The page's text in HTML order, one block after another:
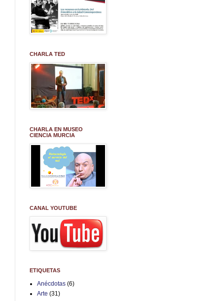
CHARLA TED
CHARLA EN MUSEO
CIENCIA MURCIA
CANAL YOUTUBE
ETIQUETAS
Anécdotas (6)
Arte (31)